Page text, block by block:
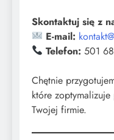
Skontaktuj się z
E-mail:
Telefon: 501
​Chętnie
które
Twojej firmie.